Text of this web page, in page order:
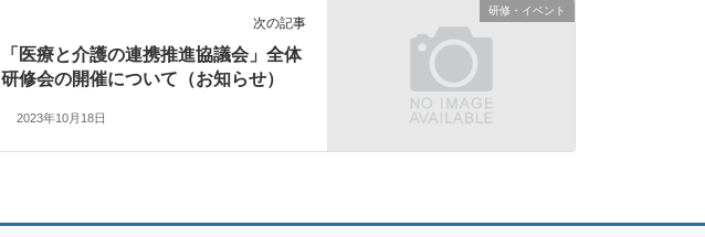
研修・イベント
次の記事
「医療と介護の連携推進協議会」全体
研修会の開催について（お知らせ）
2023年10月18日